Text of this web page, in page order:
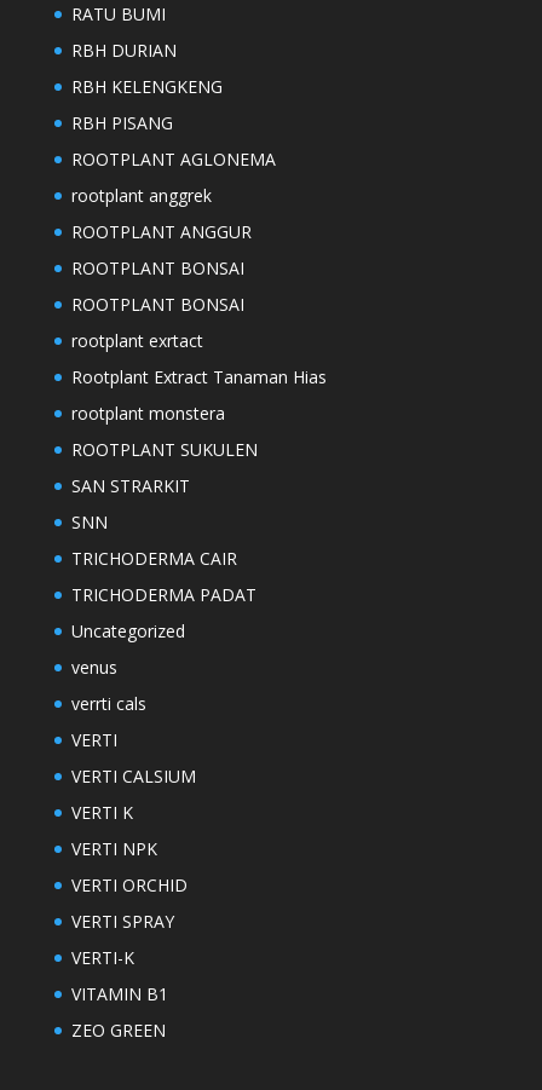
RATU BUMI
RBH DURIAN
RBH KELENGKENG
RBH PISANG
ROOTPLANT AGLONEMA
rootplant anggrek
ROOTPLANT ANGGUR
ROOTPLANT BONSAI
ROOTPLANT BONSAI
rootplant exrtact
Rootplant Extract Tanaman Hias
rootplant monstera
ROOTPLANT SUKULEN
SAN STRARKIT
SNN
TRICHODERMA CAIR
TRICHODERMA PADAT
Uncategorized
venus
verrti cals
VERTI
VERTI CALSIUM
VERTI K
VERTI NPK
VERTI ORCHID
VERTI SPRAY
VERTI-K
VITAMIN B1
ZEO GREEN